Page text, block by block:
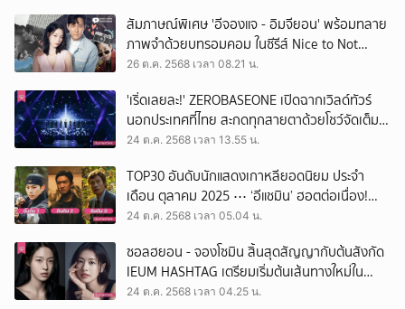
สัมภาษณ์พิเศษ 'อีจองแจ - อิมจียอน' พร้อมทลาย
ภาพจำด้วยบทรอมคอม ในซีรีส์ Nice to Not
Meet You
26 ต.ค. 2568 เวลา 08.21 น.
'เริ่ดเลยละ!' ZEROBASEONE เปิดฉากเวิลด์ทัวร์
นอกประเทศที่ไทย สะกดทุกสายตาด้วยโชว์จัดเต็มใน
HERE&NOW IN BANGKOK
24 ต.ค. 2568 เวลา 13.55 น.
TOP30 อันดับนักแสดงเกาหลียอดนิยม ประจำ
เดือน ตุลาคม 2025 ⋯ ‘อีแชมิน’ ฮอตต่อเนื่อง!
ครองบัลลังก์อันดับ 1 อีกครั้ง
24 ต.ค. 2568 เวลา 05.04 น.
ซอลฮยอน - จองโซมิน สิ้นสุดสัญญากับต้นสังกัด
IEUM HASHTAG เตรียมเริ่มต้นเส้นทางใหม่ใน
วงการบันเทิง
24 ต.ค. 2568 เวลา 04.25 น.